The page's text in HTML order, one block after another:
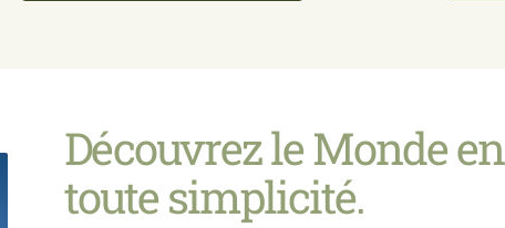
Découvrez le Monde en
toute simplicité.